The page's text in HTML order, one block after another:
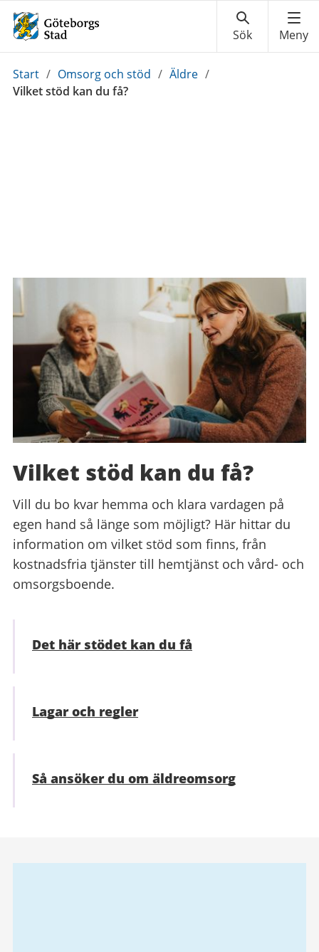
Du
är
Start / Omsorg och stöd / Äldre /
Vilket stöd kan du få?
Vilket stöd kan du få?
Vill du bo kvar hemma och klara vardagen på
egen hand så länge som möjligt? Här hittar du
information om vilket stöd som finns, från
kostnadsfria tjänster till hemtjänst och vård- och
omsorgsboende.
Det här stödet kan du få
Lagar och regler
Så ansöker du om äldreomsorg